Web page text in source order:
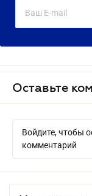
Оставьте
Войдите, чтобы
комментарий